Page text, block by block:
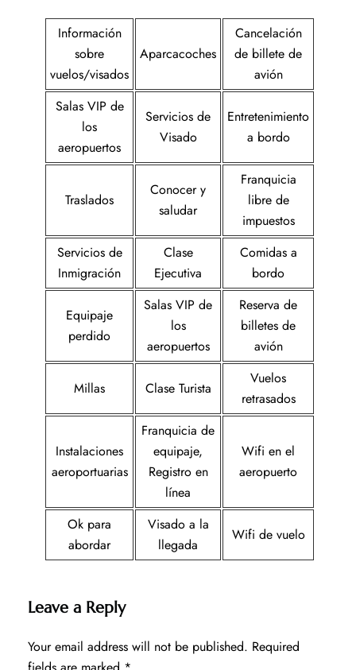
Información
sobre
vuelos/visados
Aparcacoches
Cancelación
de billete de
avión
Salas VIP de
los
aeropuertos
Servicios de
Visado
Entretenimiento
a bordo
Traslados
Conocer y
saludar
Franquicia
libre de
impuestos
Servicios de
Inmigración
Clase
Ejecutiva
Comidas a
bordo
Equipaje
perdido
Salas VIP de
los
aeropuertos
Reserva de
billetes de
avión
Millas Clase Turista
Vuelos
retrasados
Instalaciones
aeroportuarias
Franquicia de
equipaje,
Registro en
línea
Wifi en el
aeropuerto
Ok para
abordar
Visado a la
llegada
Wifi de vuelo
Leave a Reply
Your email address will not be published. Required